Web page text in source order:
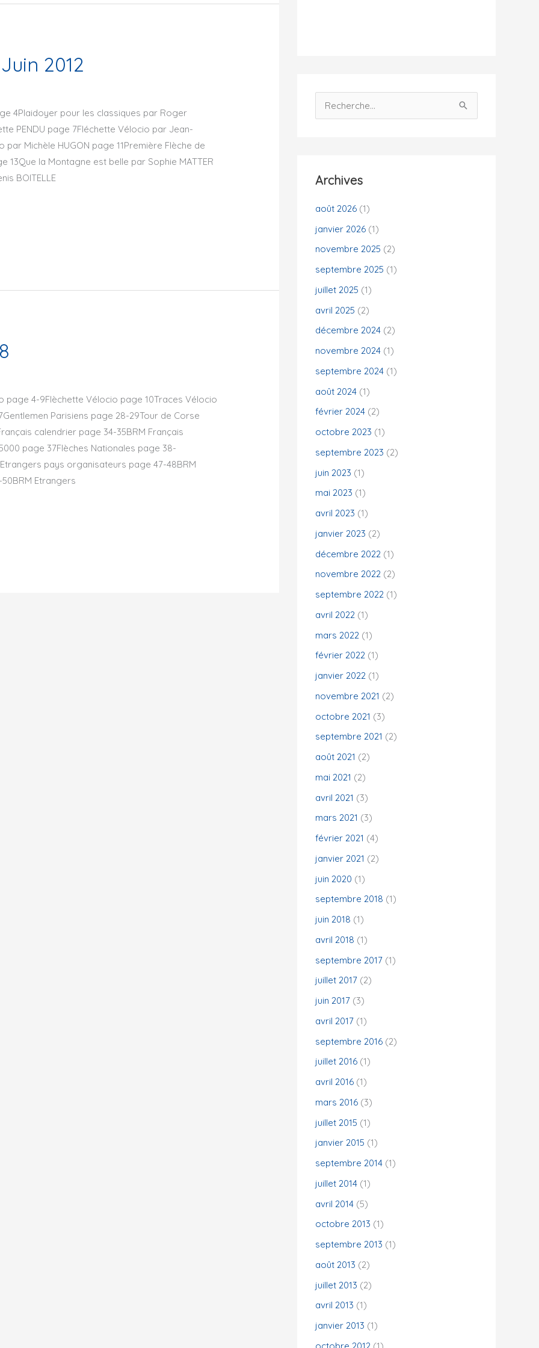
2012
4Plaidoyer pour les classiques par Roger
PENDU page 7Fléchette Vélocio par Jean-
par Michèle HUGON page 11Première Flèche de
13Que la Montagne est belle par Sophie MATTER
BOITELLE
page 4-9Flèchette Vélocio page 10Traces Vélocio
Parisiens page 28-29Tour de Corse
calendrier page 34-35BRM Français
page 37Flèches Nationales page 38-
pays organisateurs page 47-48BRM
Etrangers
e
c
h
:
Archives
août 2026 (1)
janvier 2026 (1)
novembre 2025 (2)
septembre 2025 (1)
juillet 2025 (1)
avril 2025 (2)
décembre 2024 (2)
novembre 2024 (1)
septembre 2024 (1)
août 2024 (1)
février 2024 (2)
octobre 2023 (1)
septembre 2023 (2)
juin 2023 (1)
mai 2023 (1)
avril 2023 (1)
janvier 2023 (2)
décembre 2022 (1)
novembre 2022 (2)
septembre 2022 (1)
avril 2022 (1)
mars 2022 (1)
février 2022 (1)
janvier 2022 (1)
novembre 2021 (2)
octobre 2021 (3)
septembre 2021 (2)
août 2021 (2)
mai 2021 (2)
avril 2021 (3)
mars 2021 (3)
février 2021 (4)
janvier 2021 (2)
juin 2020 (1)
septembre 2018 (1)
juin 2018 (1)
avril 2018 (1)
septembre 2017 (1)
juillet 2017 (2)
juin 2017 (3)
avril 2017 (1)
septembre 2016 (2)
juillet 2016 (1)
avril 2016 (1)
mars 2016 (3)
juillet 2015 (1)
janvier 2015 (1)
septembre 2014 (1)
juillet 2014 (1)
avril 2014 (5)
octobre 2013 (1)
septembre 2013 (1)
août 2013 (2)
juillet 2013 (2)
avril 2013 (1)
janvier 2013 (1)